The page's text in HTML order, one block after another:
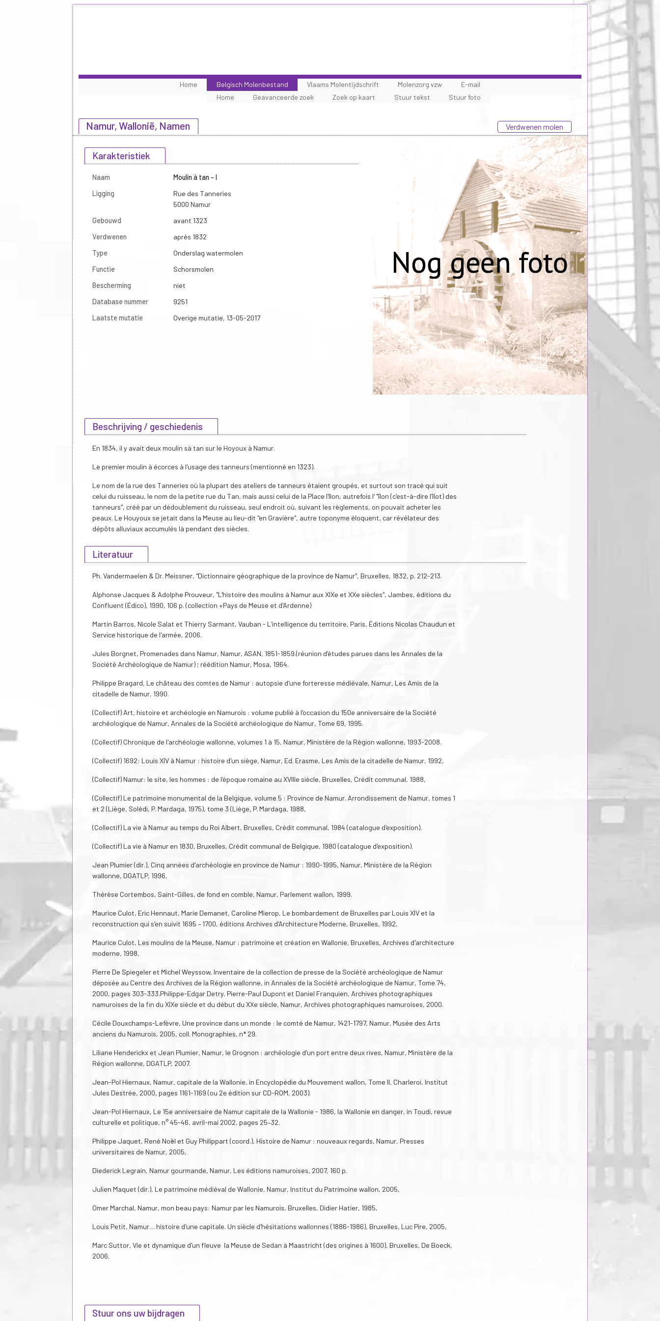
Home
Belgisch Molenbestand
Home
Geavanceerde zoek Zoek op kaart Stuur tekst Stuur foto
Vlaams Molentijdschrift Molenzorg vzw E-mail
Namur, Wallonië, Namen Verdwenen molen
Karakteristiek
Naam
Moulin à tan - I
Ligging
Rue des Tanneries
5000 Namur
Gebouwd
avant 1323
Verdwenen
après 1832
Type
Onderslag watermolen
Functie
Schorsmolen
Bescherming
niet
Database nummer
9251
Laatste mutatie
Overige mutatie, 13-05-2017
Beschrijving / geschiedenis
En 1834, il y avait deux moulin sà tan sur le Hoyoux à Namur.
Le premier moulin à écorces à l'usage des tanneurs (mentionné en 1323).
Le nom de la rue des Tanneries où la plupart des ateliers de tanneurs étaient groupés, et surtout son tracé qui suit
celui du ruisseau, le nom de la petite rue du Tan, mais aussi celui de la Place l'Ilon, autrefois l' "îlon (c'est-à-dire l'îlot) des
tanneurs", créé par un dédoublement du ruisseau, seul endroit où, suivant les règlements, on pouvait acheter les
peaux. Le Houyoux se jetait dans la Meuse au lieu-dit "en Gravière", autre toponyme éloquent, car révélateur des
dépôts alluviaux accumulés là pendant des siècles.
Literatuur
Ph. Vandermaelen & Dr. Meissner, "Dictionnaire géographique de la province de Namur", Bruxelles, 1832, p. 212-213.
Alphonse Jacques & Adolphe Prouveur, "L'histoire des moulins à Namur aux XIXe et XXe siècles", Jambes, éditions du
Confluent (Édico), 1990, 106 p. (collection «Pays de Meuse et d'Ardenne)
Martin Barros, Nicole Salat et Thierry Sarmant, Vauban - L’intelligence du territoire, Paris, Éditions Nicolas Chaudun et
Service historique de l'armée, 2006.
Jules Borgnet, Promenades dans Namur, Namur, ASAN, 1851-1859.(réunion d’études parues dans les Annales de la
Société Archéologique de Namur) ; réédition Namur, Mosa, 1964.
Philippe Bragard, Le château des comtes de Namur : autopsie d'une forteresse médiévale, Namur, Les Amis de la
citadelle de Namur, 1990.
(Collectif) Art, histoire et archéologie en Namurois : volume publié à l'occasion du 150e anniversaire de la Société
archéologique de Namur, Annales de la Société archéologique de Namur, Tome 69, 1995.
(Collectif) Chronique de l'archéologie wallonne, volumes 1 à 15, Namur, Ministère de la Région wallonne, 1993-2008.
(Collectif) 1692: Louis XIV à Namur : histoire d'un siège, Namur, Ed. Erasme, Les Amis de la citadelle de Namur, 1992,
(Collectif) Namur: le site, les hommes : de l'époque romaine au XVIIIe siècle, Bruxelles, Crédit communal, 1988,
(Collectif) Le patrimoine monumental de la Belgique, volume 5 : Province de Namur. Arrondissement de Namur, tomes 1
et 2 (Liège, Solédi, P. Mardaga, 1975), tome 3 (Liège, P. Mardaga, 1988,
(Collectif) La vie à Namur au temps du Roi Albert, Bruxelles, Crédit communal, 1984 (catalogue d'exposition).
(Collectif) La vie à Namur en 1830, Bruxelles, Crédit communal de Belgique, 1980 (catalogue d'exposition).
Jean Plumier (dir.), Cinq années d'archéologie en province de Namur : 1990-1995, Namur, Ministère de la Région
wallonne, DGATLP, 1996,
Thérèse Cortembos, Saint-Gilles, de fond en comble, Namur, Parlement wallon, 1999.
Maurice Culot, Eric Hennaut, Marie Demanet, Caroline Mierop, Le bombardement de Bruxelles par Louis XIV et la
reconstruction qui s’en suivit 1695 – 1700, éditions Archives d’Architecture Moderne, Bruxelles, 1992,
Maurice Culot, Les moulins de la Meuse, Namur : patrimoine et création en Wallonie, Bruxelles, Archives d'architecture
moderne, 1998,
Pierre De Spiegeler et Michel Weyssow, Inventaire de la collection de presse de la Société archéologique de Namur
déposée au Centre des Archives de la Région wallonne, in Annales de la Société archéologique de Namur, Tome 74,
2000, pages 303-333.Philippe-Edgar Detry, Pierre-Paul Dupont et Daniel Franquien, Archives photographiques
namuroises de la fin du XIXe siècle et du début du XXe siècle, Namur, Archives photographiques namuroises, 2000.
Cécile Douxchamps-Lefèvre, Une province dans un monde : le comté de Namur, 1421-1797, Namur, Musée des Arts
anciens du Namurois, 2005, coll. Monographies, n* 29.
Liliane Henderickx et Jean Plumier, Namur, le Grognon : archéologie d'un port entre deux rives, Namur, Ministère de la
Région wallonne, DGATLP, 2007.
Jean-Pol Hiernaux, Namur, capitale de la Wallonie, in Encyclopédie du Mouvement wallon, Tome II, Charleroi, Institut
Jules Destrée, 2000, pages 1161-1169 (ou 2e édition sur CD-ROM, 2003).
Jean-Pol Hiernaux, Le 15e anniversaire de Namur capitale de la Wallonie - 1986, la Wallonie en danger, in Toudi, revue
culturelle et politique, n° 45-46, avril-mai 2002, pages 25–32.
Philippe Jaquet, René Noël et Guy Philippart (coord.), Histoire de Namur : nouveaux regards, Namur, Presses
universitaires de Namur, 2005,
Diederick Legrain, Namur gourmande, Namur, Les éditions namuroises, 2007, 160 p.
Julien Maquet (dir.), Le patrimoine médiéval de Wallonie, Namur, Institut du Patrimoine wallon, 2005,
Omer Marchal, Namur, mon beau pays: Namur par les Namurois, Bruxelles, Didier Hatier, 1985,
Louis Petit, Namur… histoire d'une capitale. Un siècle d'hésitations wallonnes (1886-1986), Bruxelles, Luc Pire, 2005,
Marc Suttor, Vie et dynamique d'un fleuve la Meuse de Sedan à Maastricht (des origines à 1600), Bruxelles, De Boeck,
2006.
Stuur ons uw bijdragen